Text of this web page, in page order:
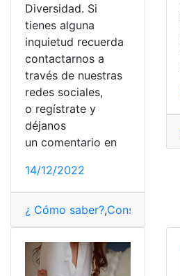
Diversidad. Si
tienes alguna
inquietud recuerda
contactarnos a
través de nuestras
redes sociales,
o regístrate y
déjanos
un comentario en
14/12/2022
¿ Cómo saber?,Consultas